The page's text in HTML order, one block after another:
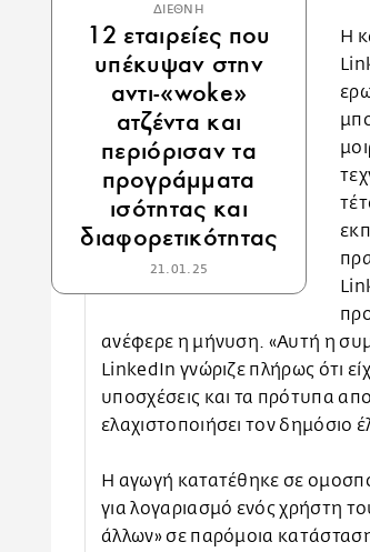
ΔΙΕΘΝΗ
12 εταιρείες που
υπέκυψαν στην
αντι-«woke»
ατζέντα και
περιόρισαν τα
προγράμματα
ισότητας και
διαφορετικότητας
21.01.25
Η
ανέφερε η μήνυση. «Αυτή η
LinkedIn γνώριζε πλήρως ότι
υποσχέσεις και τα πρότυπα
ελαχιστοποιήσει τον δημόσιο
Η αγωγή κατατέθηκε σε
για λογαριασμό ενός χρήστη
άλλων» σε παρόμοια